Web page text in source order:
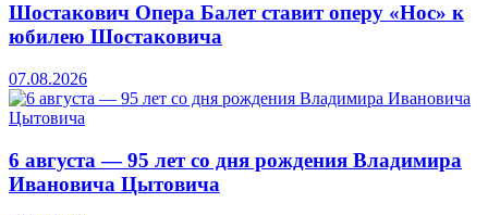
Шостакович Опера Балет ставит оперу «Нос» к
юбилею Шостаковича
07.08.2026
6 августа — 95 лет со дня рождения Владимира
Ивановича Цытовича